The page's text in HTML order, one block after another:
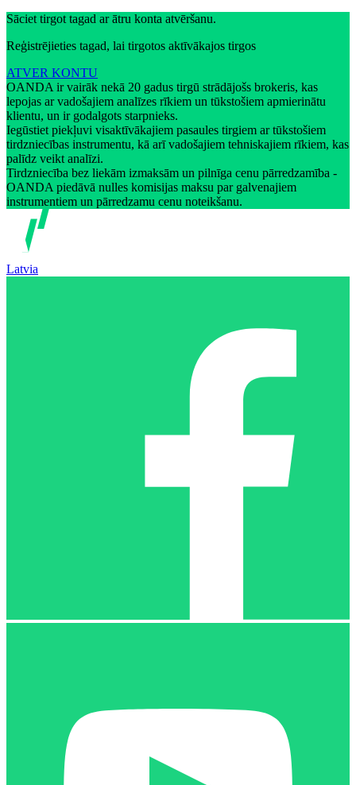
Sāciet tirgot tagad ar ātru konta atvēršanu.
Reģistrējieties tagad, lai tirgotos aktīvākajos tirgos
ATVER KONTU
OANDA ir vairāk nekā 20 gadus tirgū strādājošs brokeris, kas
lepojas ar vadošajiem analīzes rīkiem un tūkstošiem apmierinātu
klientu, un ir godalgots starpnieks.
Iegūstiet piekļuvi visaktīvākajiem pasaules tirgiem ar tūkstošiem
tirdzniecības instrumentu, kā arī vadošajiem tehniskajiem rīkiem, kas
palīdz veikt analīzi.
Tirdzniecība bez liekām izmaksām un pilnīga cenu pārredzamība -
OANDA piedāvā nulles komisijas maksu par galvenajiem
instrumentiem un pārredzamu cenu noteikšanu.
Latvia